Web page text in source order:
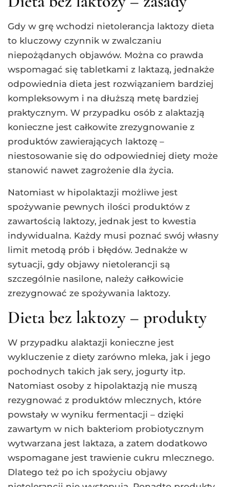
Gdy w grę wchodzi nietolerancja laktozy dieta
to kluczowy czynnik w zwalczaniu
niepożądanych objawów. Można co prawda
wspomagać się tabletkami z laktazą, jednakże
odpowiednia dieta jest rozwiązaniem bardziej
kompleksowym i na dłuższą metę bardziej
praktycznym. W przypadku osób z alaktazją
konieczne jest całkowite zrezygnowanie z
produktów zawierających laktozę –
niestosowanie się do odpowiedniej diety może
stanowić nawet zagrożenie dla życia.
Natomiast w hipolaktazji możliwe jest
spożywanie pewnych ilości produktów z
zawartością laktozy, jednak jest to kwestia
indywidualna. Każdy musi poznać swój własny
limit metodą prób i błędów. Jednakże w
sytuacji, gdy objawy nietolerancji są
szczególnie nasilone, należy całkowicie
zrezygnować ze spożywania laktozy.
Dieta bez laktozy – produkty
W przypadku alaktazji konieczne jest
wykluczenie z diety zarówno mleka, jak i jego
pochodnych takich jak sery, jogurty itp.
Natomiast osoby z hipolaktazją nie muszą
rezygnować z produktów mlecznych, które
powstały w wyniku fermentacji – dzięki
zawartym w nich bakteriom probiotycznym
wytwarzana jest laktaza, a zatem dodatkowo
wspomagane jest trawienie cukru mlecznego.
Dlatego też po ich spożyciu objawy